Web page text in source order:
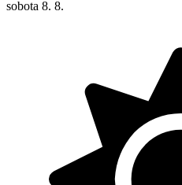
sobota 8. 8.